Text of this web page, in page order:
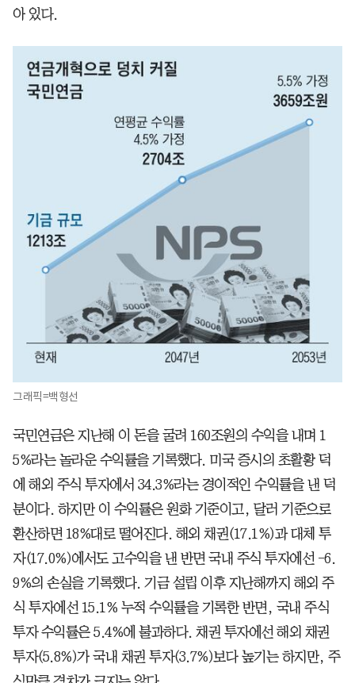
아 있다.
그래픽=백형선
국민연금은 지난해 이 돈을 굴려 160조원의 수익을 내며 1
5%라는 놀라운 수익률을 기록했다. 미국 증시의 초활황 덕
에 해외 주식 투자에서 34.3%라는 경이적인 수익률을 낸 덕
분이다. 하지만 이 수익률은 원화 기준이고, 달러 기준으로
환산하면 18%대로 떨어진다. 해외 채권(17.1%)과 대체 투
자(17.0%)에서도 고수익을 낸 반면 국내 주식 투자에선 -6.
9%의 손실을 기록했다. 기금 설립 이후 지난해까지 해외 주
식 투자에선 15.1% 누적 수익률을 기록한 반면, 국내 주식
투자 수익률은 5.4%에 불과하다. 채권 투자에선 해외 채권
투자(5.8%)가 국내 채권 투자(3.7%)보다 높기는 하지만, 주